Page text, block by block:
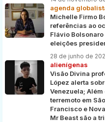
agenda
Michelle Firmo
referências ao
Flávio
eleições
28 de junho de
alienígenas
Visão Divina
López alerta
Venezuela;
terremoto em
Francisco e
Mr Beast são a